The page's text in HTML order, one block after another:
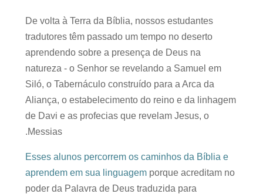
De volta à Terra da Bíblia, nossos estudantes
tradutores têm passado um tempo no deserto
aprendendo sobre a presença de Deus na
natureza - o Senhor se revelando a Samuel em
Siló, o Tabernáculo construído para a Arca da
Aliança, o estabelecimento do reino e da linhagem
de Davi e as profecias que revelam Jesus, o
Messias.
Esses alunos percorrem os caminhos da Bíblia e
aprendem em sua linguagem porque acreditam no
poder da Palavra de Deus traduzida para